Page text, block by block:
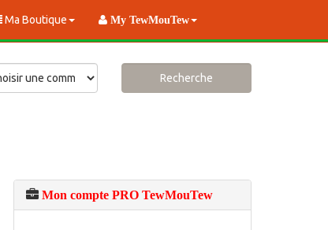
Ma Boutique My TewMouTew
Recherche
Mon compte PRO TewMouTew